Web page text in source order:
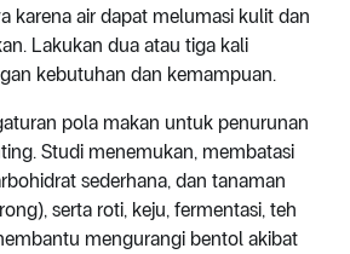
karena air dapat melumasi kulit dan
Lakukan dua atau tiga kali
kebutuhan dan kemampuan.
pola makan untuk penurunan
Studi menemukan, membatasi
sederhana, dan tanaman
serta roti, keju, fermentasi, teh
mengurangi bentol akibat